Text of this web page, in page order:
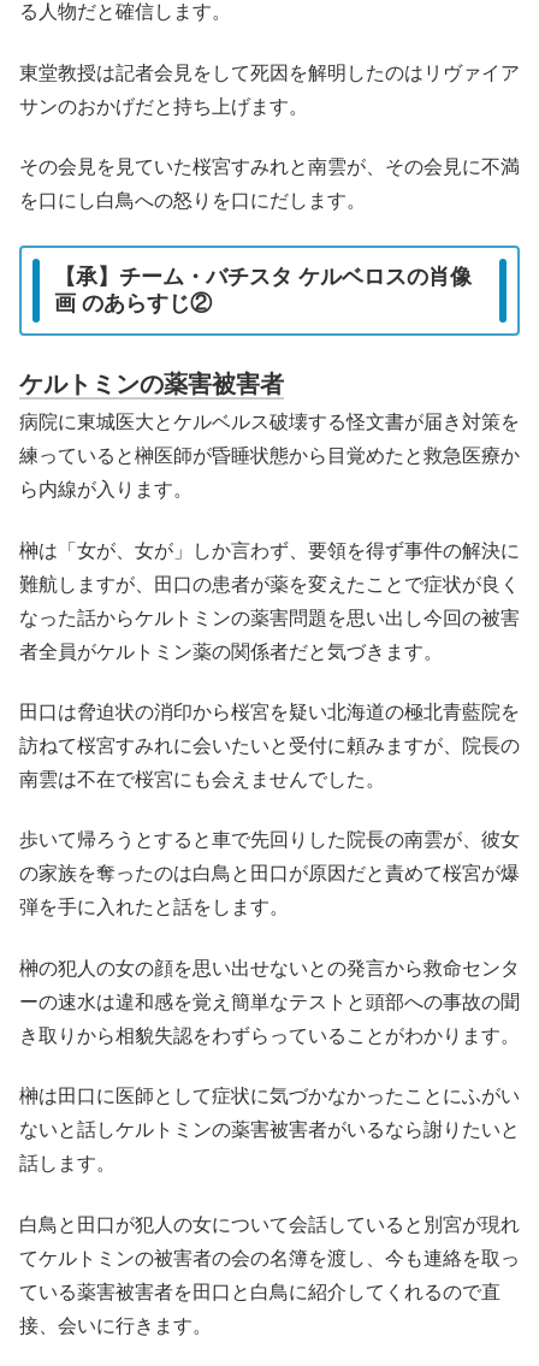
る人物だと確信します。
東堂教授は記者会見をして死因を解明したのはリヴァイア
サンのおかげだと持ち上げます。
その会見を見ていた桜宮すみれと南雲が、その会見に不満
を口にし白鳥への怒りを口にだします。
【承】チーム・バチスタ ケルベロスの肖像
画 のあらすじ②
ケルトミンの薬害被害者
病院に東城医大とケルベルス破壊する怪文書が届き対策を
練っていると榊医師が昏睡状態から目覚めたと救急医療か
ら内線が入ります。
榊は「女が、女が」しか言わず、要領を得ず事件の解決に
難航しますが、田口の患者が薬を変えたことで症状が良く
なった話からケルトミンの薬害問題を思い出し今回の被害
者全員がケルトミン薬の関係者だと気づきます。
田口は脅迫状の消印から桜宮を疑い北海道の極北青藍院を
訪ねて桜宮すみれに会いたいと受付に頼みますが、院長の
南雲は不在で桜宮にも会えませんでした。
歩いて帰ろうとすると車で先回りした院長の南雲が、彼女
の家族を奪ったのは白鳥と田口が原因だと責めて桜宮が爆
弾を手に入れたと話をします。
榊の犯人の女の顔を思い出せないとの発言から救命センタ
ーの速水は違和感を覚え簡単なテストと頭部への事故の聞
き取りから相貌失認をわずらっていることがわかります。
榊は田口に医師として症状に気づかなかったことにふがい
ないと話しケルトミンの薬害被害者がいるなら謝りたいと
話します。
白鳥と田口が犯人の女について会話していると別宮が現れ
てケルトミンの被害者の会の名簿を渡し、今も連絡を取っ
ている薬害被害者を田口と白鳥に紹介してくれるので直
接、会いに行きます。